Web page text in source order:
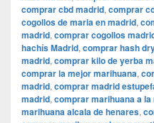
comprar cbd madrid, comprar
cogollos de maria en madrid,
madrid, comprar cogollos
hachís Madrid, comprar hash
madrid, comprar kilo de yerba
comprar la mejor marihuana,
madrid, comprar madrid
madrid, comprar marihuana a
marihuana alcala de henares,